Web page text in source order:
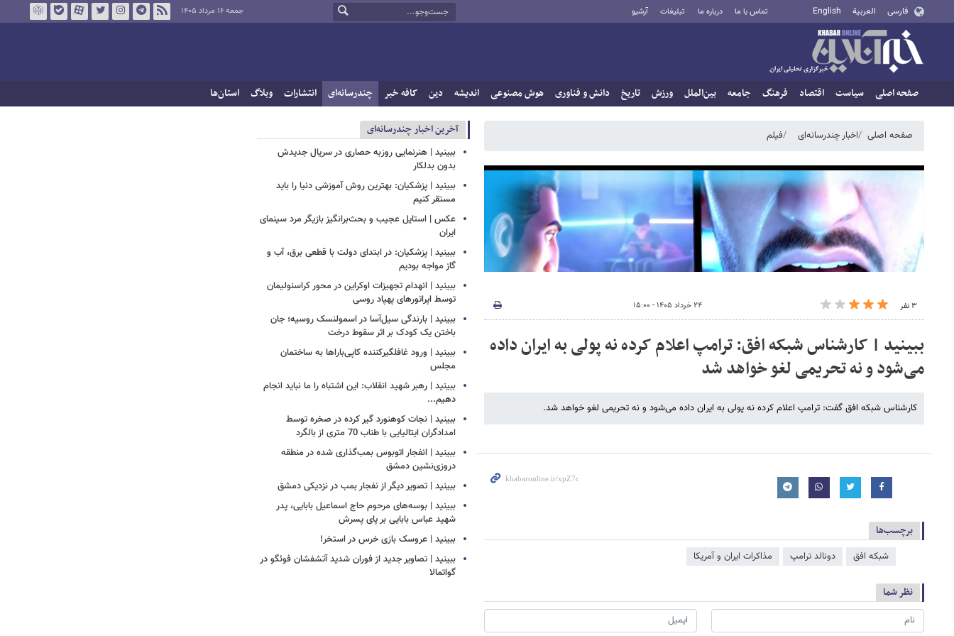
فارسی العربية English تماس با ما درباره ما تبلیغات آرشیو جمعه ۱۶ مرداد ۱۴۰۵
صفحه اصلی سیاست اقتصاد فرهنگ جامعه بین‌الملل ورزش تاریخ دانش و فناوری هوش مصنوعی اندیشه دین کافه خبر چندرسانه‌ای انتشارات وبلاگ استان‌ها
صفحه اصلی اخبار چندرسانه‌ای فیلم
۳ نفر ۲۴ خرداد ۱۴۰۵ - ۱۵:۰۰
ببینید | کارشناس شبکه افق: ترامپ اعلام کرده نه پولی به ایران داده
می‌شود و نه تحریمی لغو خواهد شد
کارشناس شبکه افق گفت: ترامپ اعلام کرده نه پولی به ایران داده می‌شود و نه تحریمی لغو خواهد شد.
برچسب‌ها
شبکه افق دونالد ترامپ مذاکرات ایران و آمریکا
نظر شما
آخرین اخبار چندرسانه‌ای
ببینید | هنرنمایی روزبه حصاری در سریال جدیدش
بدون بدلکار
ببینید | پزشکیان: بهترین روش آموزشی دنیا را باید
مستقر کنیم
عکس | استایل عجیب و بحث‌برانگیز بازیگر مرد سینمای
ایران
ببینید | پزشکیان: در ابتدای دولت با قطعی برق، آب و
گاز مواجه بودیم
ببینید | انهدام تجهیزات اوکراین در محور کراسنولیمان
توسط اپراتورهای پهپاد روسی
ببینید | بارندگی سیل‌آسا در اسمولنسک روسیه؛ جان
باختن یک کودک بر اثر سقوط درخت
ببینید | ورود غافلگیرکننده کاپی‌باراها به ساختمان
مجلس
ببینید | رهبر شهید انقلاب: این اشتباه را ما نباید انجام
دهیم...
ببینید | نجات کوهنورد گیر کرده در صخره توسط
امدادگران ایتالیایی با طناب 70 متری از بالگرد
ببینید | انفجار اتوبوس بمب‌گذاری شده در منطقه
دروزی‌نشین دمشق
ببینید | تصویر دیگر از نفجار بمب در نزدیکی دمشق
ببینید | بوسه‌های مرحوم حاج اسماعیل بابایی، پدر
شهید عباس بابایی بر پای پسرش
ببینید | عروسک بازی خرس در استخر!
ببینید | تصاویر جدید از فوران شدید آتشفشان فوئگو در
گواتمالا